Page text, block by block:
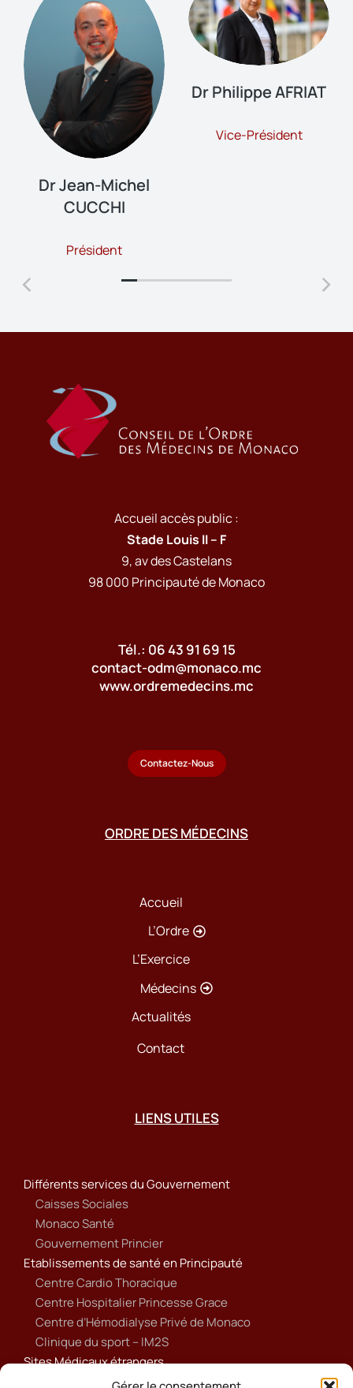
Dr Jean-Michel
CUCCHI
Président
Dr Philippe AFRIAT
Vice-Président
Accueil accès public :
Stade Louis II – F
9, av des Castelans
98 000 Principauté de Monaco
Tél.: 06 43 91 69 15
contact-odm@monaco.mc
www.ordremedecins.mc
Contactez-Nous
ORDRE DES MÉDECINS
Accueil
L’Ordre
L’Exercice
Médecins
Actualités
Contact
LIENS UTILES
Différents services du Gouvernement
Caisses Sociales
Monaco Santé
Gouvernement Princier
Etablissements de santé en Principauté
Centre Cardio Thoracique
Centre Hospitalier Princesse Grace
Centre d’Hémodialyse Privé de Monaco
Clinique du sport – IM2S
Sites Médicaux étrangers